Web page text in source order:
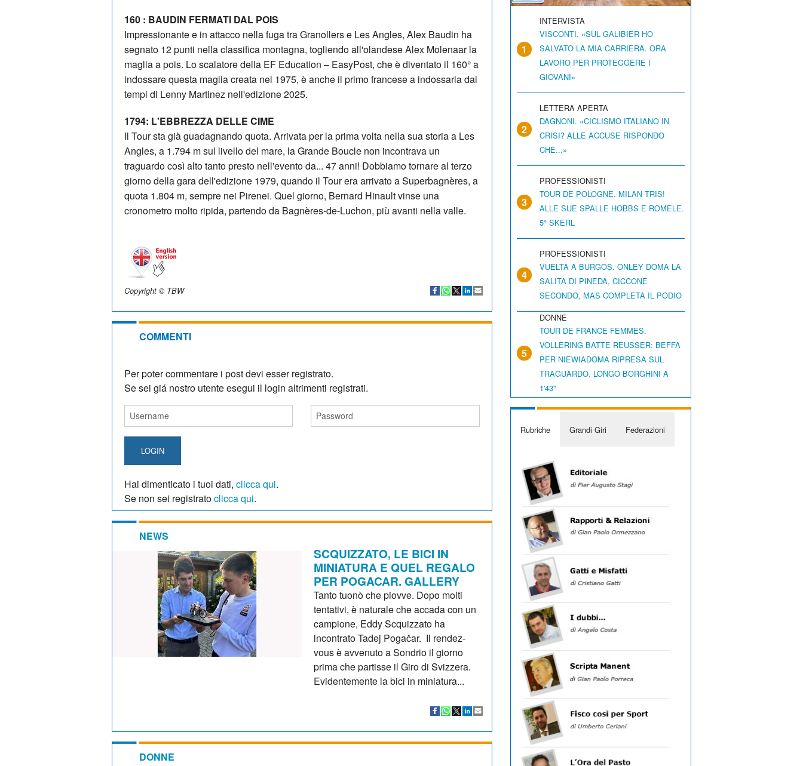
160 : BAUDIN FERMATI DAL POIS
Impressionante e in attacco nella fuga tra Granollers e Les Angles, Alex Baudin ha
segnato 12 punti nella classifica montagna, togliendo all'olandese Alex Molenaar la
maglia a pois. Lo scalatore della EF Education – EasyPost, che è diventato il 160° a
indossare questa maglia creata nel 1975, è anche il primo francese a indossarla dai
tempi di Lenny Martinez nell'edizione 2025.
1794: L'EBBREZZA DELLE CIME
Il Tour sta già guadagnando quota. Arrivata per la prima volta nella sua storia a Les
Angles, a 1.794 m sul livello del mare, la Grande Boucle non incontrava un
traguardo così alto tanto presto nell'evento da... 47 anni! Dobbiamo tornare al terzo
giorno della gara dell'edizione 1979, quando il Tour era arrivato a Superbagnères, a
quota 1.804 m, sempre nei Pirenei. Quel giorno, Bernard Hinault vinse una
cronometro molto ripida, partendo da Bagnères-de-Luchon, più avanti nella valle.
Copyright © TBW
COMMENTI
Per poter commentare i post devi esser registrato.
Se sei giá nostro utente esegui il login altrimenti registrati.
LOGIN
Hai dimenticato i tuoi dati, clicca qui.
Se non sei registratoclicca qui.
NEWS
SCQUIZZATO, LE BICI IN
MINIATURA E QUEL REGALO
PER POGACAR. GALLERY
Tanto tuonò che piovve. Dopo molti
tentativi, è naturale che accada con un
campione, Eddy Scquizzato ha
incontrato Tadej Pogačar. Il rendez-
vous è avvenuto a Sondrio il giorno
prima che partisse il Giro di Svizzera.
Evidentemente la bici in miniatura...
DONNE
1
INTERVISTA
VISCONTI. «SUL GALIBIER HO
SALVATO LA MIA CARRIERA. ORA
LAVORO PER PROTEGGERE I
GIOVANI»
2
LETTERA APERTA
DAGNONI. «CICLISMO ITALIANO IN
CRISI? ALLE ACCUSE RISPONDO
CHE...»
3
PROFESSIONISTI
TOUR DE POLOGNE. MILAN TRIS!
ALLE SUE SPALLE HOBBS E ROMELE.
5° SKERL
4
PROFESSIONISTI
VUELTA A BURGOS. ONLEY DOMA LA
SALITA DI PINEDA, CICCONE
SECONDO, MAS COMPLETA IL PODIO
5
DONNE
TOUR DE FRANCE FEMMES.
VOLLERING BATTE REUSSER: BEFFA
PER NIEWIADOMA RIPRESA SUL
TRAGUARDO. LONGO BORGHINI A
1'43"
Rubriche Grandi Giri Federazioni